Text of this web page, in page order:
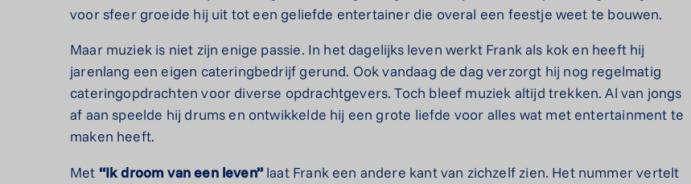
voor sfeer groeide hij uit tot een geliefde entertainer die overal een feestje weet te bouwen.
Maar muziek is niet zijn enige passie. In het dagelijks leven werkt Frank als kok en heeft hij
jarenlang een eigen cateringbedrijf gerund. Ook vandaag de dag verzorgt hij nog regelmatig
cateringopdrachten voor diverse opdrachtgevers. Toch bleef muziek altijd trekken. Al van jongs
af aan speelde hij drums en ontwikkelde hij een grote liefde voor alles wat met entertainment te
maken heeft.
Met “Ik droom van een leven” laat Frank een andere kant van zichzelf zien. Het nummer vertelt